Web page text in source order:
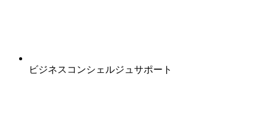
ビジネスコンシェルジュサポート